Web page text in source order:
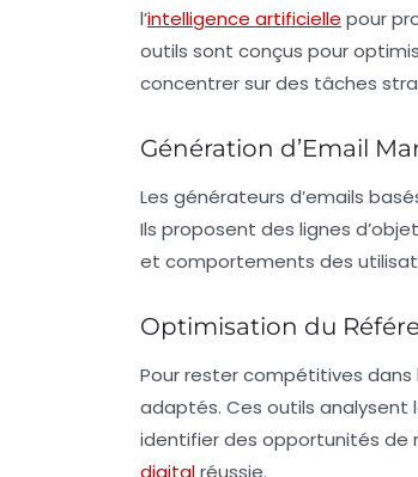
l’intelligence artificielle pour
outils sont conçus pour
concentrer sur des tâches
Génération d’Email
Les générateurs d’emails
Ils proposent des lignes
et comportements des
Optimisation du
Pour rester compétitives dans
adaptés. Ces outils analysent
identifier des opportunités de
digitalréussie.